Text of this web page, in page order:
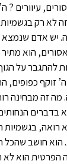
עיוורים ? ה’
זה לא רק
יש אדם שנמצא
הוא
להתגבר על
זוקף כפופים,
זה מבחינה
רואה, בגשמיות
חושב שהכל
הפרטית הוא לא